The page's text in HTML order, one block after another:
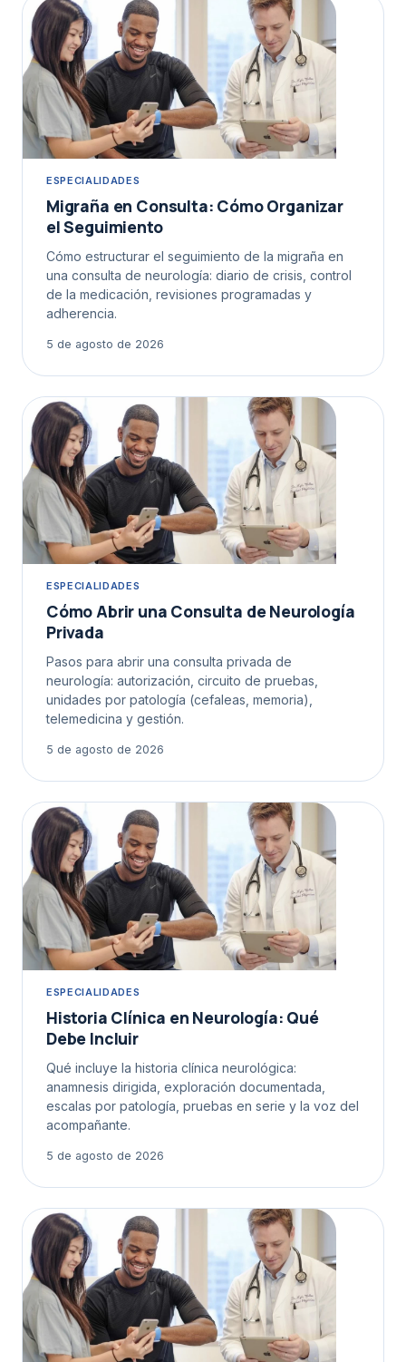
ESPECIALIDADES
Migraña en Consulta: Cómo Organizar
el Seguimiento
Cómo estructurar el seguimiento de la migraña en
una consulta de neurología: diario de crisis, control
de la medicación, revisiones programadas y
adherencia.
5 de agosto de 2026
ESPECIALIDADES
Cómo Abrir una Consulta de Neurología
Privada
Pasos para abrir una consulta privada de
neurología: autorización, circuito de pruebas,
unidades por patología (cefaleas, memoria),
telemedicina y gestión.
5 de agosto de 2026
ESPECIALIDADES
Historia Clínica en Neurología: Qué
Debe Incluir
Qué incluye la historia clínica neurológica:
anamnesis dirigida, exploración documentada,
escalas por patología, pruebas en serie y la voz del
acompañante.
5 de agosto de 2026